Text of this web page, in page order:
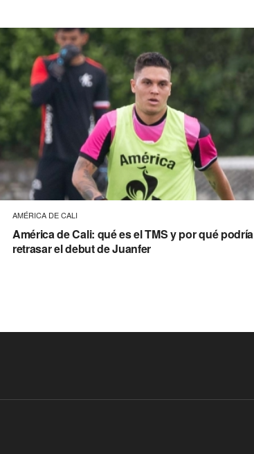
AMÉRICA DE CALI
América de Cali: qué es el TMS y por qué podría
retrasar el debut de Juanfer